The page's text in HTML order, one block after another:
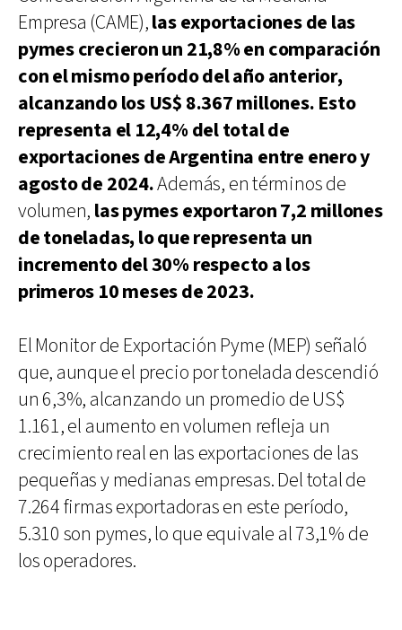
Empresa (CAME),las exportaciones de las
pymes crecieron un 21,8% en comparación
con el mismo período del año anterior,
alcanzando los US$ 8.367 millones. Esto
representa el 12,4% del total de
exportaciones de Argentina entre enero y
agosto de 2024.Además, en términos de
volumen, las pymes exportaron 7,2 millones
de toneladas, lo que representa un
incremento del 30% respecto a los
primeros 10 meses de 2023.
El Monitor de Exportación Pyme (MEP) señaló
que, aunque el precio por tonelada descendió
un 6,3%, alcanzando un promedio de US$
1.161, el aumento en volumen refleja un
crecimiento real en las exportaciones de las
pequeñas y medianas empresas. Del total de
7.264 firmas exportadoras en este período,
5.310 son pymes, lo que equivale al 73,1% de
los operadores.